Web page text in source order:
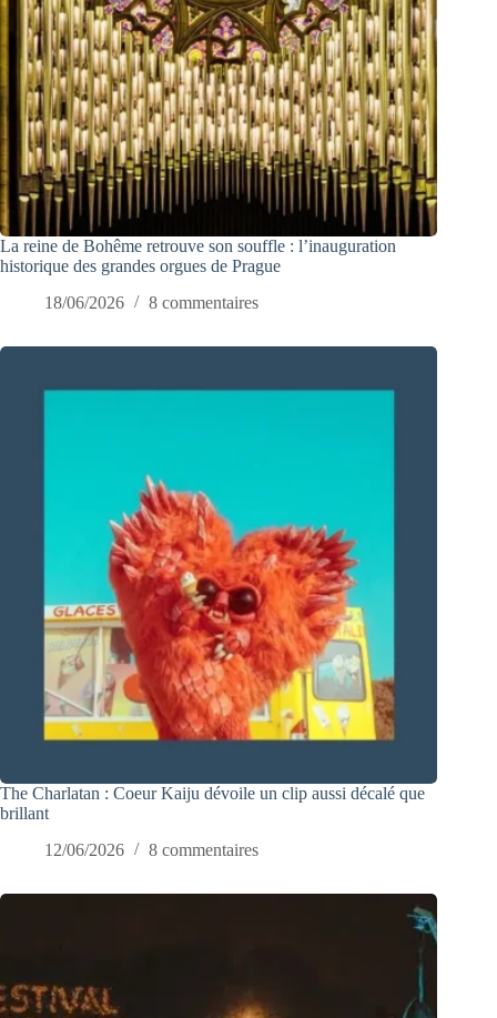
La reine de Bohême retrouve son souffle : l’inauguration
historique des grandes orgues de Prague
18/06/2026
8 commentaires
The Charlatan : Coeur Kaiju dévoile un clip aussi décalé que
brillant
12/06/2026
8 commentaires